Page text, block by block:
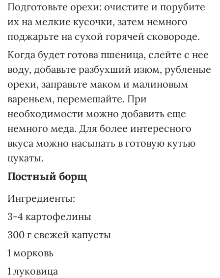
Подготовьте орехи: очистите и порубите
их на мелкие кусочки, затем немного
поджарьте на сухой горячей сковороде.
Когда будет готова пшеница, слейте с нее
воду, добавьте разбухший изюм, рубленые
орехи, заправьте маком и малиновым
вареньем, перемешайте. При
необходимости можно добавить еще
немного меда. Для более интересного
вкуса можно насыпать в готовую кутью
цукаты.
Постный борщ
Ингредиенты:
3-4 картофелины
300 г свежей капусты
1 морковь
1 луковица